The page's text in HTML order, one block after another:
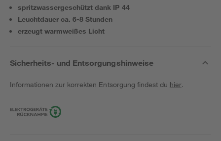
spritzwassergeschützt dank IP 44
Leuchtdauer ca. 6-8 Stunden
erzeugt warmweißes Licht
Sicherheits- und Entsorgungshinweise
Informationen zur korrekten Entsorgung findest du hier.